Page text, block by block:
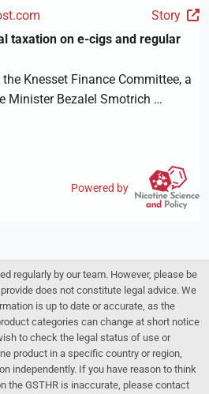
Story
taxation on e-cigs and regular
Knesset Finance Committee, a
Minister Bezalel Smotrich …
Powered by
regularly by our team. However, please be
does not constitute legal advice. We
is up to date or accurate, as the
categories can change at short notice
to check the legal status of use or
product in a specific country or region,
independently. If you have reason to think
the GSTHR is inaccurate, please contact